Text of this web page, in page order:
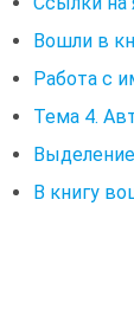
Вошли в
Работа с
Тема 4.
B книгу